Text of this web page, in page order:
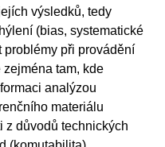
výsledků, tedy
(bias, systematické
problémy při provádění
tam, kde
analýzou
materiálu
z důvodů technických